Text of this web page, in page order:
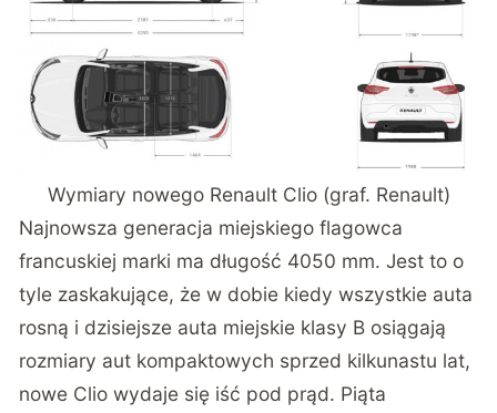
Wymiary nowego Renault Clio (graf. Renault)
Najnowsza generacja miejskiego flagowca
francuskiej marki ma długość 4050 mm. Jest to o
tyle zaskakujące, że w dobie kiedy wszystkie auta
rosną i dzisiejsze auta miejskie klasy B osiągają
rozmiary aut kompaktowych sprzed kilkunastu lat,
nowe Clio wydaje się iść pod prąd. Piąta